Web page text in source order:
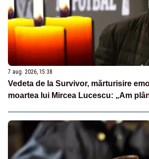
7 aug. 2026, 15:38
Vedeta de la Survivor, mărturisire
moartea lui Mircea Lucescu: „Am